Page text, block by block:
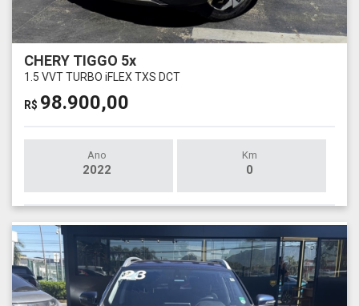
CHERY TIGGO 5x
1.5 VVT TURBO iFLEX TXS DCT
R$ 98.900,00
Ano
2022
Km
0